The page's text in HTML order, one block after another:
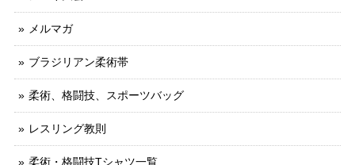
メルマガ
ブラジリアン柔術帯
柔術、格闘技、スポーツバッグ
レスリング教則
柔術・格闘技Tシャツ一覧